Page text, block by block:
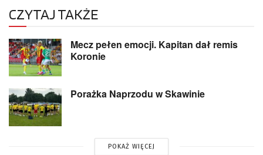
CZYTAJ TAKŻE
Mecz pełen emocji. Kapitan dał remis
Koronie
Porażka Naprzodu w Skawinie
POKAŻ WIĘCEJ